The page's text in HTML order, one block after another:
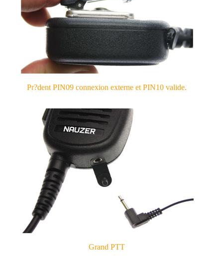
Pr?dent PIN09 connexion externe et PIN10 valide.
Grand PTT